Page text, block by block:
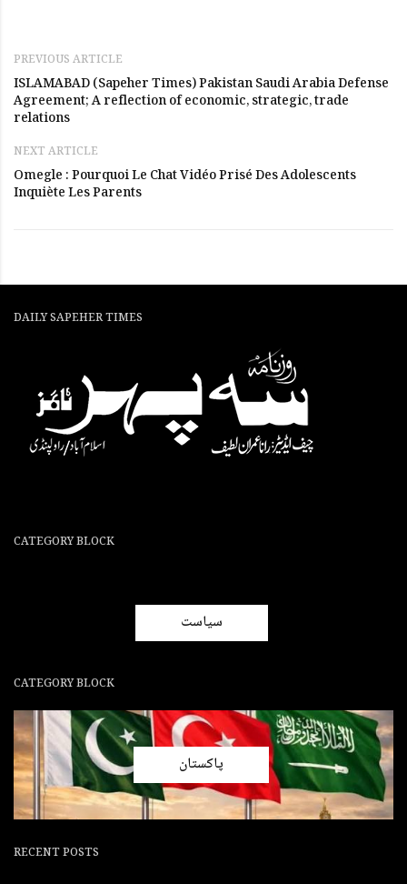
PREVIOUS ARTICLE
ISLAMABAD (Sapeher Times) Pakistan Saudi Arabia Defense
Agreement; A reflection of economic, strategic, trade
relations
NEXT ARTICLE
Omegle : Pourquoi Le Chat Vidéo Prisé Des Adolescents
Inquiète Les Parents
DAILY SAPEHER TIMES
CATEGORY BLOCK
سیاست
CATEGORY BLOCK
پاکستان
RECENT POSTS